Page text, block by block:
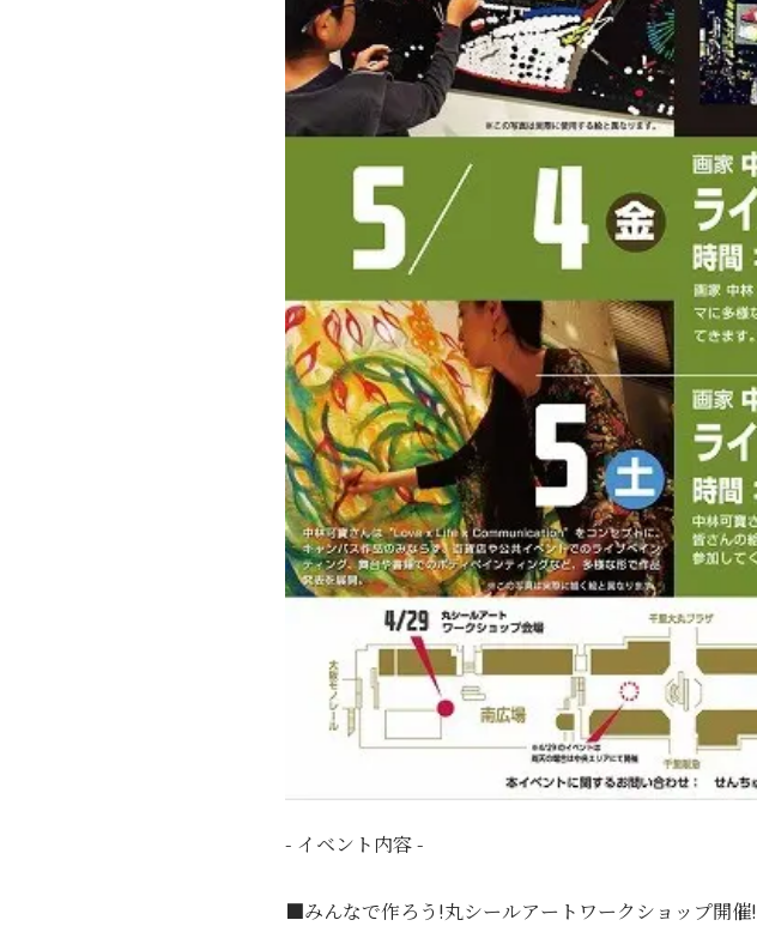
- イベント内容 -
■みんなで作ろう!丸シールアートワークショップ開催!